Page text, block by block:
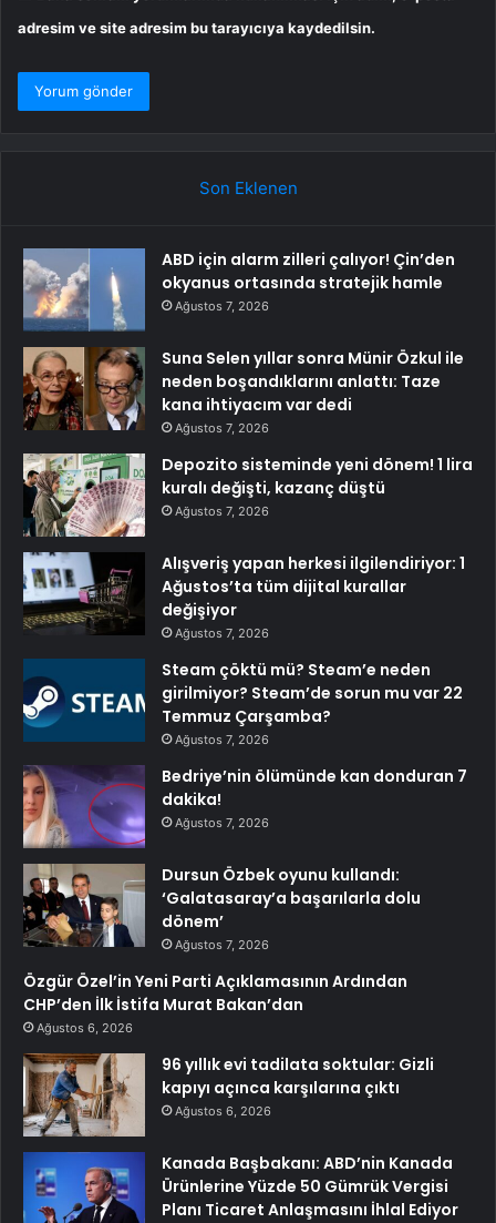
adresim ve site adresim bu tarayıcıya kaydedilsin.
Son Eklenen
ABD için alarm zilleri çalıyor! Çin’den
okyanus ortasında stratejik hamle
Ağustos 7, 2026
Suna Selen yıllar sonra Münir Özkul ile
neden boşandıklarını anlattı: Taze
kana ihtiyacım var dedi
Ağustos 7, 2026
Depozito sisteminde yeni dönem! 1 lira
kuralı değişti, kazanç düştü
Ağustos 7, 2026
Alışveriş yapan herkesi ilgilendiriyor: 1
Ağustos’ta tüm dijital kurallar
değişiyor
Ağustos 7, 2026
Steam çöktü mü? Steam’e neden
girilmiyor? Steam’de sorun mu var 22
Temmuz Çarşamba?
Ağustos 7, 2026
Bedriye’nin ölümünde kan donduran 7
dakika!
Ağustos 7, 2026
Dursun Özbek oyunu kullandı:
‘Galatasaray’a başarılarla dolu
dönem’
Ağustos 7, 2026
Özgür Özel’in Yeni Parti Açıklamasının Ardından
CHP’den İlk İstifa Murat Bakan’dan
Ağustos 6, 2026
96 yıllık evi tadilata soktular: Gizli
kapıyı açınca karşılarına çıktı
Ağustos 6, 2026
Kanada Başbakanı: ABD’nin Kanada
Ürünlerine Yüzde 50 Gümrük Vergisi
Planı Ticaret Anlaşmasını İhlal Ediyor